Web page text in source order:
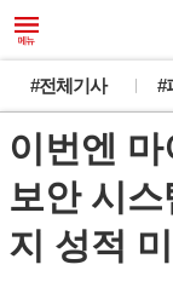
#전체기사 #
이번엔
보안 시
지 성적